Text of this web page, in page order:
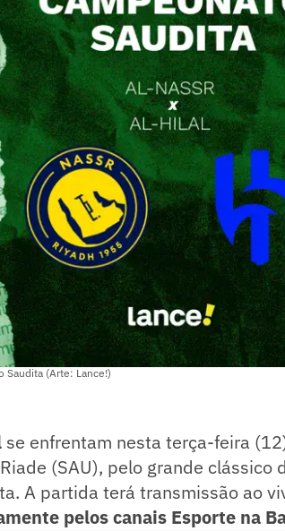
Saudita (Arte: Lance!)
se enfrentam nesta terça-feira
(SAU), pelo grande clássico
A partida terá transmissão ao
pelos canais Esporte na